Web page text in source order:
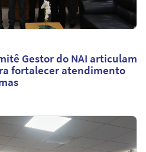
Gestor do NAI articulam
fortalecer atendimento